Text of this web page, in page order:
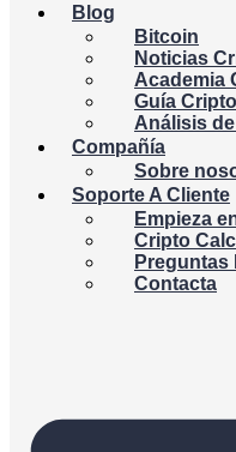
Blog
Bitcoin
Noticias
Academia
Guía Cripto
Análisis
Compañía
Sobre
Soporte A Cliente
Empieza
Cripto
Preguntas
Contacta